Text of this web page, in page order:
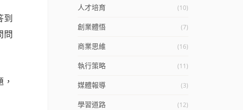
到
問
人才培育 (10)
創業體悟 (7)
商業思維 (16)
執行策略 (11)
媒體報導 (3)
學習道路 (12)